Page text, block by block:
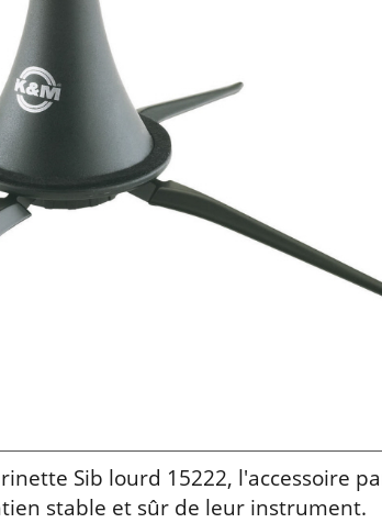
Sib lourd 15222, l'accessoire
stable et sûr de leur instrument.